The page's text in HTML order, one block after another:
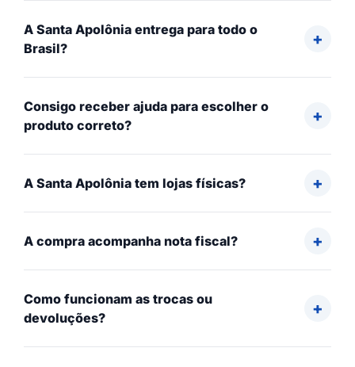
A Santa Apolônia entrega para todo o
Brasil?
Consigo receber ajuda para escolher o
produto correto?
A Santa Apolônia tem lojas físicas?
A compra acompanha nota fiscal?
Como funcionam as trocas ou
devoluções?